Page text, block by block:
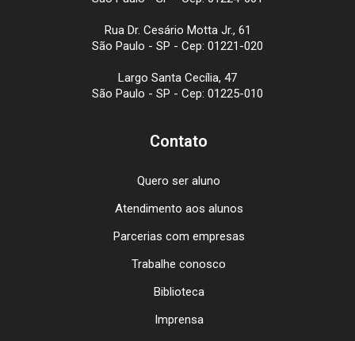
Rua Dr. Cesário Motta Jr., 61
São Paulo - SP - Cep: 01221-020
Largo Santa Cecília, 47
São Paulo - SP - Cep: 01225-010
Contato
Quero ser aluno
Atendimento aos alunos
Parcerias com empresas
Trabalhe conosco
Biblioteca
Imprensa